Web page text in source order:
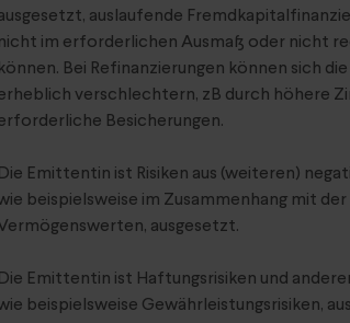
auslaufende
nicht im erforderlichen Ausmaß oder nicht
können. Bei Refinanzierungen können sich
verschlechtern, zB durch höhere
Besicherungen.
Die Emittentin ist Risiken aus (weiteren)
beispielsweise im Zusammenhang mit
ausgesetzt.
Die Emittentin ist Haftungsrisiken und
beispielsweise Gewährleistungsrisiken,